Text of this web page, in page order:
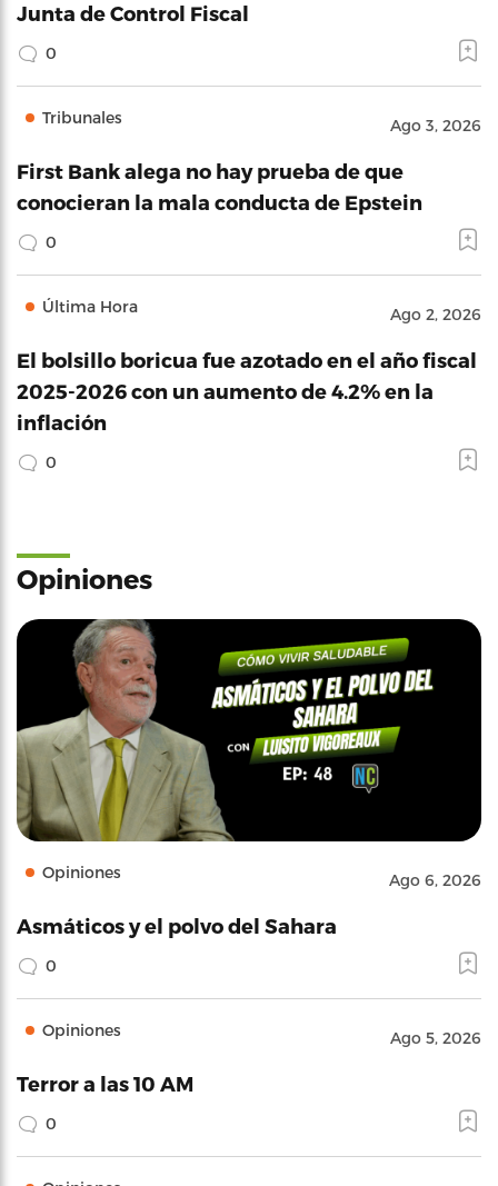
Junta de Control Fiscal
0
Tribunales Ago 3, 2026
First Bank alega no hay prueba de que
conocieran la mala conducta de Epstein
0
Última Hora Ago 2, 2026
El bolsillo boricua fue azotado en el año fiscal
2025-2026 con un aumento de 4.2% en la
inflación
0
Opiniones
Opiniones Ago 6, 2026
Asmáticos y el polvo del Sahara
0
Opiniones Ago 5, 2026
Terror a las 10 AM
0